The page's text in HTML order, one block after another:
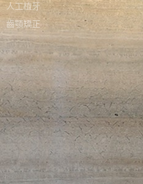
人工植牙
齒顎矯正